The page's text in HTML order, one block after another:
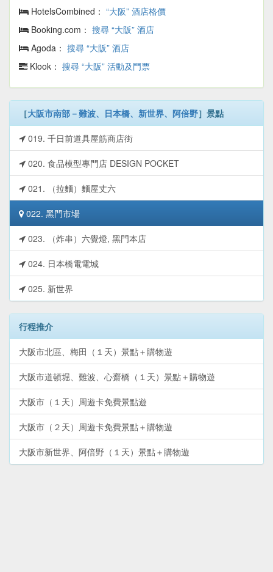
HotelsCombined： “大阪” 酒店格價
Booking.com： 搜尋 “大阪” 酒店
Agoda： 搜尋 “大阪” 酒店
Klook： 搜尋 “大阪” 活動及門票
［大阪市南部－難波、日本橋、新世界、阿倍野］景點
019. 千日前道具屋筋商店街
020. 食品模型專門店 DESIGN POCKET
021. （拉麵）麵屋丈六
022. 黑門市場
023. （炸串）六覺燈, 黑門本店
024. 日本橋電電城
025. 新世界
行程推介
大阪市北區、梅田（１天）景點＋購物遊
大阪市道頓堀、難波、心齋橋（１天）景點＋購物遊
大阪市（１天）周遊卡免費景點遊
大阪市（２天）周遊卡免費景點＋購物遊
大阪市新世界、阿倍野（１天）景點＋購物遊